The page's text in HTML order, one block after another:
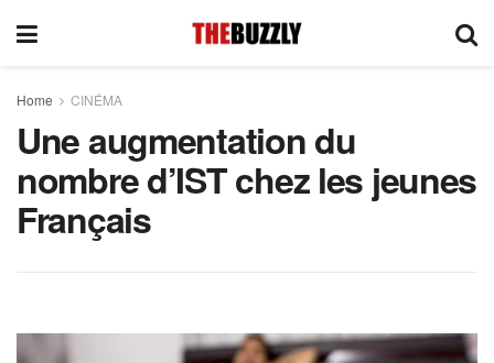
Home CINÉMA
Une augmentation du
nombre d’IST chez les jeunes
Français